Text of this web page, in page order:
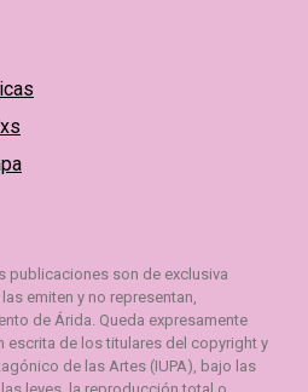
publicaciones son de exclusiva
emiten y no representan,
de Árida. Queda expresamente
escrita de los titulares del copyright y
de las Artes (IUPA), bajo las